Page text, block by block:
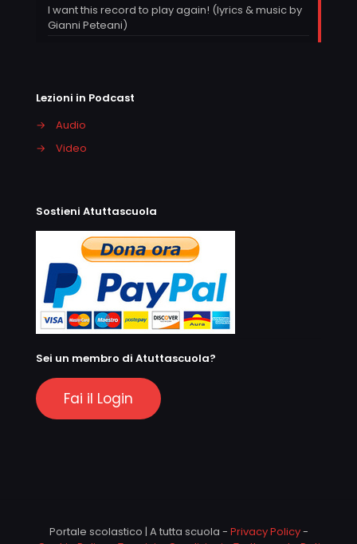
I want this record to play again! (lyrics & music by
Gianni Peteani)
Lezioni in Podcast
→
Audio
→
Video
Sostieni Atuttascuola
Sei un membro di Atuttascuola?
Fai il Login
Portale scolastico | A tutta scuola - Privacy Policy-